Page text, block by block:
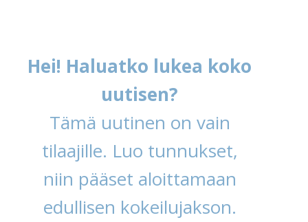
Hei! Haluatko lukea koko
uutisen?
Tämä uutinen on vain
tilaajille. Luo tunnukset,
niin pääset aloittamaan
edullisen kokeilujakson.